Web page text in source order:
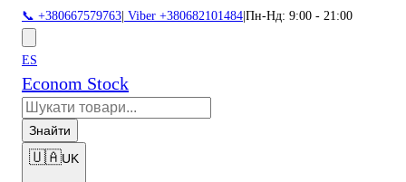
📞 +380667579763 Viber +380682101484 Пн-Нд: 9:00 - 21:00
ES
Econom Stock
Знайти
🇺🇦UK